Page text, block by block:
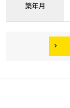
築年月